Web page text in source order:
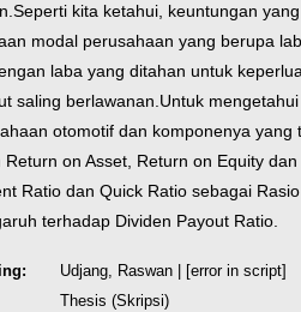
Seperti kita ketahui, keuntungan
modal perusahaan yang berupa
laba yang ditahan untuk
saling berlawanan. Untuk
otomotif dan komponenya
on Asset, Return on Equity
Ratio dan Quick Ratio sebagai Rasio
terhadap Dividen Payout Ratio.
Udjang, Raswan | [error in script]
Thesis (Skripsi)